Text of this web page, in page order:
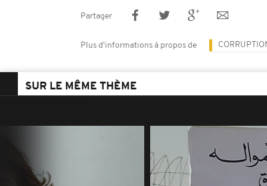
Partager
Plus d'informations à propos de
SUR LE MÊME THÈME